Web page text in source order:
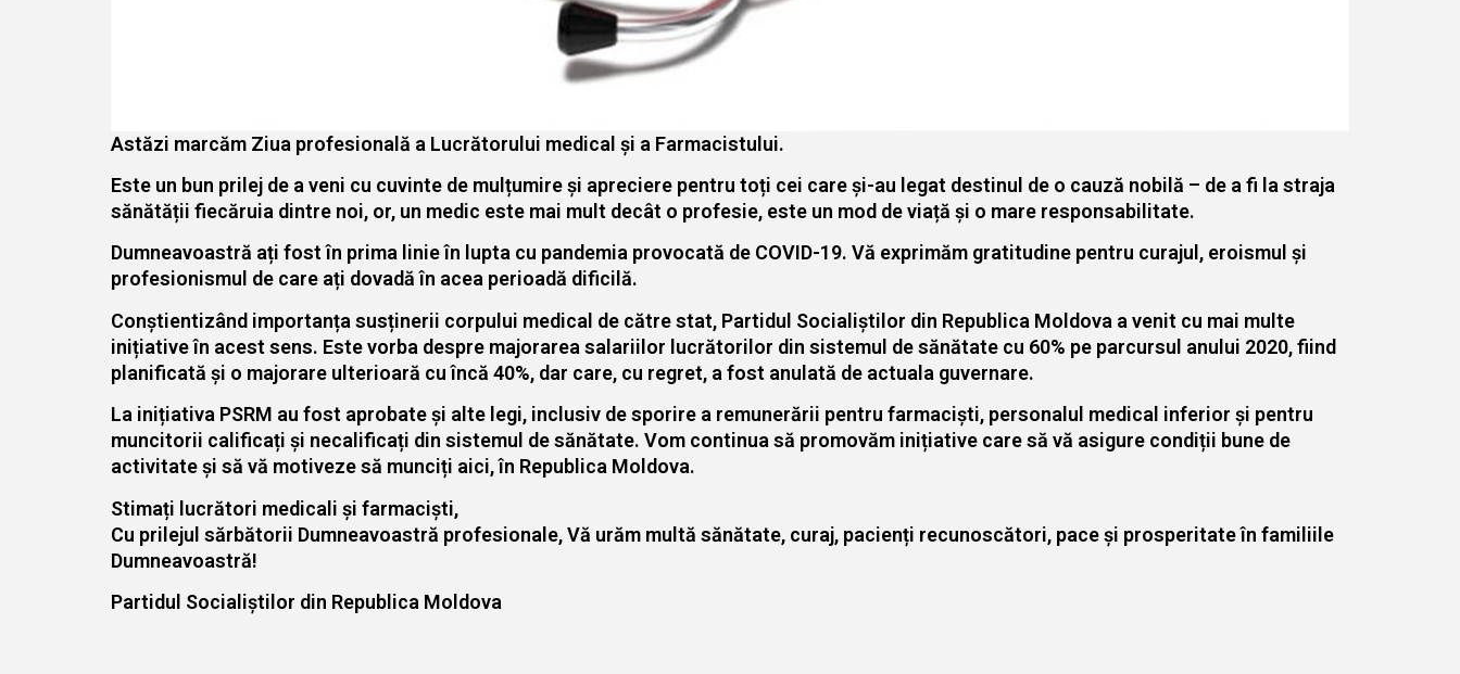
Astăzi marcăm Ziua profesională a Lucrătorului medical și a Farmacistului.
Este un bun prilej de a veni cu cuvinte de mulțumire și apreciere pentru toți cei care și-au legat destinul de o cauză nobilă – de a fi la straja
sănătății fiecăruia dintre noi, or, un medic este mai mult decât o profesie, este un mod de viață și o mare responsabilitate.
Dumneavoastră ați fost în prima linie în lupta cu pandemia provocată de COVID-19. Vă exprimăm gratitudine pentru curajul, eroismul și
profesionismul de care ați dovadă în acea perioadă dificilă.
Conștientizând importanța susținerii corpului medical de către stat, Partidul Socialiștilor din Republica Moldova a venit cu mai multe
inițiative în acest sens. Este vorba despre majorarea salariilor lucrătorilor din sistemul de sănătate cu 60% pe parcursul anului 2020, fiind
planificată și o majorare ulterioară cu încă 40%, dar care, cu regret, a fost anulată de actuala guvernare.
La inițiativa PSRM au fost aprobate și alte legi, inclusiv de sporire a remunerării pentru farmaciști, personalul medical inferior și pentru
muncitorii calificați și necalificați din sistemul de sănătate. Vom continua să promovăm inițiative care să vă asigure condiții bune de
activitate și să vă motiveze să munciți aici, în Republica Moldova.
Stimați lucrători medicali și farmaciști,
Cu prilejul sărbătorii Dumneavoastră profesionale, Vă urăm multă sănătate, curaj, pacienți recunoscători, pace și prosperitate în familiile
Dumneavoastră!
Partidul Socialiștilor din Republica Moldova